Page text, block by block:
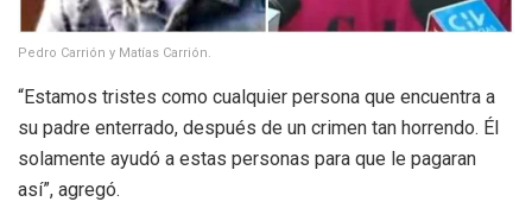
Pedro Carrión y Matías Carrión.
“Estamos tristes como cualquier persona que encuentra a
su padre enterrado, después de un crimen tan horrendo. Él
solamente ayudó a estas personas para que le pagaran
así”, agregó.